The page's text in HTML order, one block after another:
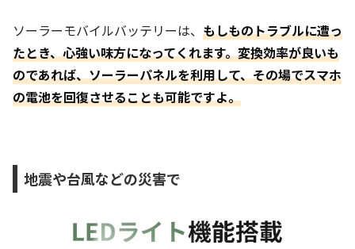
ソーラーモバイルバッテリーは、 もしものトラブルに遭っ
たとき、心強い味方になってくれます。変換効率が良いも
のであれば、ソーラーパネルを利用して、その場でスマホ
の電池を回復させることも可能ですよ。
地震や台風などの災害で